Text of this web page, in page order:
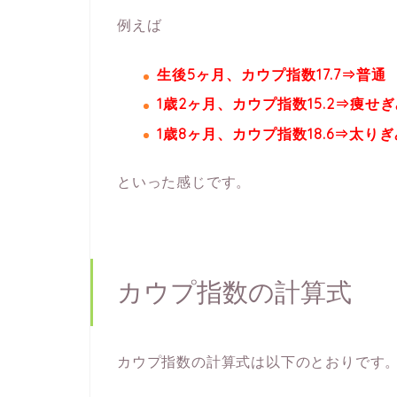
例えば
生後5ヶ月、カウプ指数17.7⇒普通
1歳2ヶ月、カウプ指数15.2⇒痩せ
1歳8ヶ月、カウプ指数18.6⇒太りぎ
といった感じです。
カウプ指数の計算式
カウプ指数の計算式は以下のとおりです。